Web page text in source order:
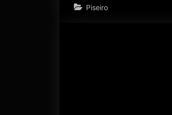
Piseiro